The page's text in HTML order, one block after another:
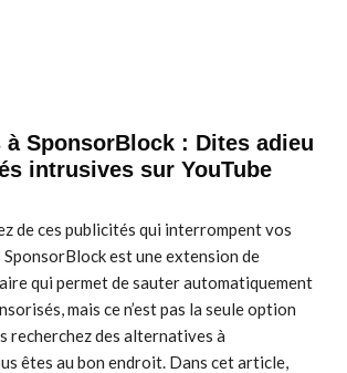
SponsorBlock : Dites adieu
intrusives sur YouTube
de ces publicités qui interrompent vos
SponsorBlock est une extension de
qui permet de sauter automatiquement
mais ce n’est pas la seule option
recherchez des alternatives à
êtes au bon endroit. Dans cet article,